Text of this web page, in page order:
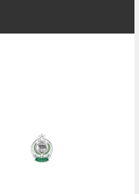
content